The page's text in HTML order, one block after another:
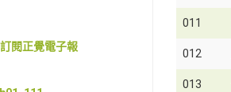
011
012
013